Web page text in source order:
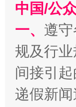
千年
中国/公
一、 遵
规及行
间接引
递假新